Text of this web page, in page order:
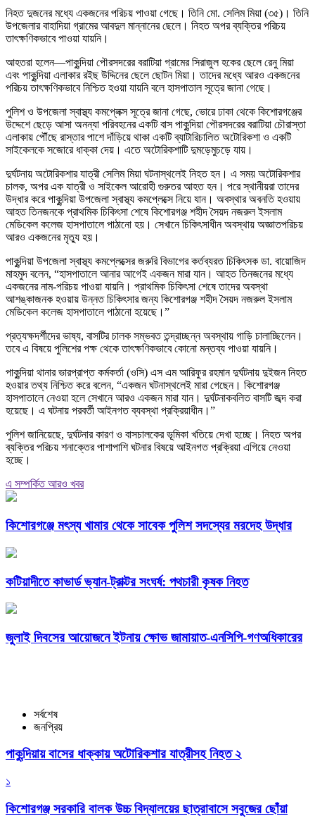
নিহত দুজনের মধ্যে একজনের পরিচয় পাওয়া গেছে। তিনি মো. সেলিম মিয়া (৩৫)। তিনি
উপজেলার বাহাদিয়া গ্রামের আবদুল মান্নানের ছেলে। নিহত অপর ব্যক্তির পরিচয়
তাৎক্ষণিকভাবে পাওয়া যায়নি।
আহতরা হলেন—পাকুন্দিয়া পৌরসদরের বরাটিয়া গ্রামের সিরাজুল হকের ছেলে রেনু মিয়া
এবং পাকুন্দিয়া এলাকার রইছ উদ্দিনের ছেলে ছোটন মিয়া। তাদের মধ্যে আরও একজনের
পরিচয় তাৎক্ষণিকভাবে নিশ্চিত হওয়া যায়নি বলে হাসপাতাল সূত্রে জানা গেছে।
পুলিশ ও উপজেলা স্বাস্থ্য কমপ্লেক্স সূত্রে জানা গেছে, ভোরে ঢাকা থেকে কিশোরগঞ্জের
উদ্দেশে ছেড়ে আসা অনন্যা পরিবহনের একটি বাস পাকুন্দিয়া পৌরসদরের বরাটিয়া চৌরাস্তা
এলাকায় পৌঁছে রাস্তার পাশে দাঁড়িয়ে থাকা একটি ব্যাটারিচালিত অটোরিকশা ও একটি
সাইকেলকে সজোরে ধাক্কা দেয়। এতে অটোরিকশাটি দুমড়েমুচড়ে যায়।
দুর্ঘটনায় অটোরিকশার যাত্রী সেলিম মিয়া ঘটনাস্থলেই নিহত হন। এ সময় অটোরিকশার
চালক, অপর এক যাত্রী ও সাইকেল আরোহী গুরুতর আহত হন। পরে স্থানীয়রা তাদের
উদ্ধার করে পাকুন্দিয়া উপজেলা স্বাস্থ্য কমপ্লেক্সে নিয়ে যান। অবস্থার অবনতি হওয়ায়
আহত তিনজনকে প্রাথমিক চিকিৎসা শেষে কিশোরগঞ্জ শহীদ সৈয়দ নজরুল ইসলাম
মেডিকেল কলেজ হাসপাতালে পাঠানো হয়। সেখানে চিকিৎসাধীন অবস্থায় অজ্ঞাতপরিচয়
আরও একজনের মৃত্যু হয়।
পাকুন্দিয়া উপজেলা স্বাস্থ্য কমপ্লেক্সের জরুরি বিভাগের কর্তব্যরত চিকিৎসক ডা. বায়োজিদ
মাহমুদ বলেন, “হাসপাতালে আনার আগেই একজন মারা যান। আহত তিনজনের মধ্যে
একজনের নাম-পরিচয় পাওয়া যায়নি। প্রাথমিক চিকিৎসা শেষে তাদের অবস্থা
আশঙ্কাজনক হওয়ায় উন্নত চিকিৎসার জন্য কিশোরগঞ্জ শহীদ সৈয়দ নজরুল ইসলাম
মেডিকেল কলেজ হাসপাতালে পাঠানো হয়েছে।”
প্রত্যক্ষদর্শীদের ভাষ্য, বাসটির চালক সম্ভবত তন্দ্রাচ্ছন্ন অবস্থায় গাড়ি চালাচ্ছিলেন।
তবে এ বিষয়ে পুলিশের পক্ষ থেকে তাৎক্ষণিকভাবে কোনো মন্তব্য পাওয়া যায়নি।
পাকুন্দিয়া থানার ভারপ্রাপ্ত কর্মকর্তা (ওসি) এস এম আরিফুর রহমান দুর্ঘটনায় দুইজন নিহত
হওয়ার তথ্য নিশ্চিত করে বলেন, “একজন ঘটনাস্থলেই মারা গেছেন। কিশোরগঞ্জ
হাসপাতালে নেওয়া হলে সেখানে আরও একজন মারা যান। দুর্ঘটনাকবলিত বাসটি জব্দ করা
হয়েছে। এ ঘটনায় পরবর্তী আইনগত ব্যবস্থা প্রক্রিয়াধীন।”
পুলিশ জানিয়েছে, দুর্ঘটনার কারণ ও বাসচালকের ভূমিকা খতিয়ে দেখা হচ্ছে। নিহত অপর
ব্যক্তির পরিচয় শনাক্তের পাশাপাশি ঘটনার বিষয়ে আইনগত প্রক্রিয়া এগিয়ে নেওয়া
হচ্ছে।
এ সম্পর্কিত আরও খবর
কিশোরগঞ্জে মৎস্য খামার থেকে সাবেক পুলিশ সদস্যের মরদেহ উদ্ধার
কটিয়াদীতে কাভার্ড ভ্যান-ট্রাক্টর সংঘর্ষ: পথচারী কৃষক নিহত
জুলাই দিবসের আয়োজনে ইটনায় ক্ষোভ জামায়াত-এনসিপি-গণঅধিকারের
সর্বশেষ
জনপ্রিয়
পাকুন্দিয়ায় বাসের ধাক্কায় অটোরিকশার যাত্রীসহ নিহত ২
১
কিশোরগঞ্জ সরকারি বালক উচ্চ বিদ্যালয়ের ছাত্রাবাসে সবুজের ছোঁয়া